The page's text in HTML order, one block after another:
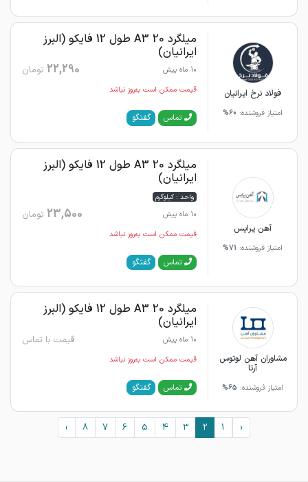
فولاد نرخ ایرانیان
امتیاز فروشنده: 60%
میلگرد 20 A3 طول 12 فایکو (البرز
ایرانیان)
10 ماه پیش 22,290 تومان
قیمت ممکن است به‌روز نباشد
تماس گفتگو
آهن پرایس
امتیاز فروشنده: 71%
میلگرد 20 A3 طول 12 فایکو (البرز
ایرانیان)
واحد : کیلوگرم
10 ماه پیش
23,500 تومان
قیمت ممکن است به‌روز نباشد
تماس گفتگو
مشاوران آهن لوتوس
آرتا
امتیاز فروشنده: 65%
میلگرد 20 A3 طول 12 فایکو (البرز
ایرانیان)
10 ماه پیش قیمت با تماس
قیمت ممکن است به‌روز نباشد
تماس گفتگو
‹
1
2
3
4
5
6
7
8
›